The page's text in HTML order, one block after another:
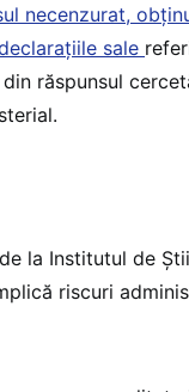
necenzurat,
sale
răspunsul
la Institutul de
riscuri